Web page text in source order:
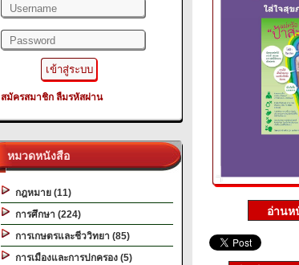
สมัครสมาชิก ลืมรหัสผ่าน
หมวดหนังสือ
กฎหมาย (11)
การศึกษา (224)
การเกษตรและชีววิทยา (85)
การเมืองและการปกครอง (5)